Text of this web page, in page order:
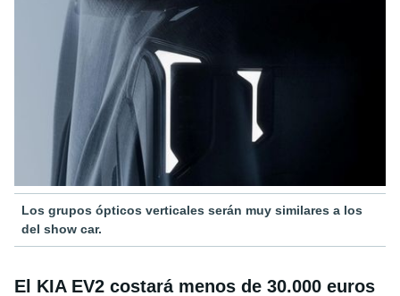
Los grupos ópticos verticales serán muy similares a los
del show car.
El KIA EV2 costará menos de 30.000 euros